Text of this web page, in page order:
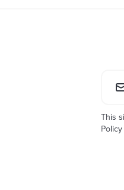
This
Policy